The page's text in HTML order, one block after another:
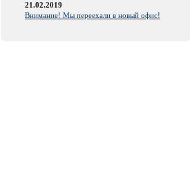
21.02.2019
Внимание! Мы переехали в новый офис!